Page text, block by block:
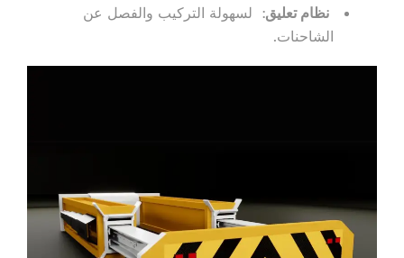
نظام تعليق: لسهولة التركيب والفصل عن
الشاحنات.